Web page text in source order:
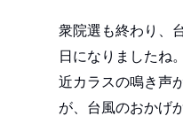
衆院選も終わり、
日になりましたね
近カラスの鳴き声
が、台風のおかげ